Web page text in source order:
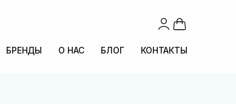
БРЕНДЫ О НАС БЛОГ КОНТАКТЫ